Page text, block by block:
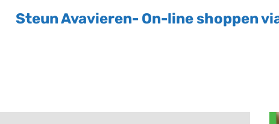
Steun Avavieren- On-line shoppen